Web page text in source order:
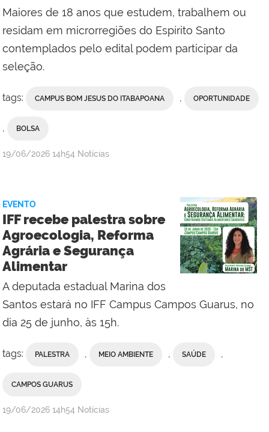
do
Maiores de 18 anos que estudem, trabalhem ou
residam em microrregiões do Espírito Santo
contemplados pelo edital podem participar da
seleção.
tags: CAMPUS BOM JESUS DO ITABAPOANA OPORTUNIDADE
BOLSA
por
Comunicação
Social
do
Campus
Bom
Jesus
Itabapoana
publicado
19/06/2026 14h54 Notícias
EVENTO
IFF recebe palestra sobre
Agroecologia, Reforma
Agrária e Segurança
Alimentar
A deputada estadual Marina dos
Santos estará no IFF Campus Campos Guarus, no
dia 25 de junho, às 15h.
tags: PALESTRA , MEIO AMBIENTE , SAÚDE ,
CAMPOS GUARUS
por
publicado
19/06/2026 14h54 Notícias